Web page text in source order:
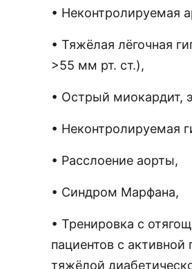
• Неконтролируемая
• Тяжёлая лёгочная
>55 мм рт. ст.),
• Острый миокардит,
• Неконтролируемая
• Расслоение аорты,
• Синдром Марфана,
• Тренировка с
пациентов с
тяжёлой